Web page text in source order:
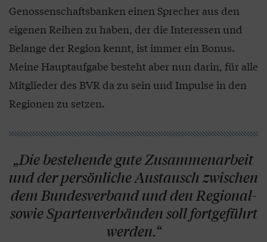
Genossenschaftsbanken einen Sprecher aus den
eigenen Reihen zu haben, der die Interessen und
Belange der Region kennt, ist immer ein Bonus.
Meine Hauptaufgabe besteht aber nun darin, für alle
Mitglieder des BVR da zu sein und Impulse in den
Regionen zu setzen.
„Die bestehende gute Zusammenarbeit
und der persönliche Austausch zwischen
dem Bundesverband und den Regional-
sowie Spartenverbänden soll fortgeführt
werden.“